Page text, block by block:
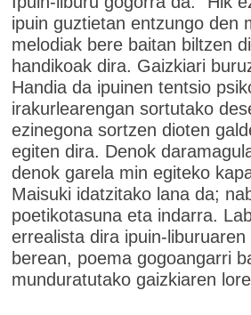
ipuin guztietan entzungo den
melodiak bere baitan biltzen
handikoak dira. Gaizkiari
Handia da ipuinen tentsio
irakurlearengan sortutako
ezinegona sortzen dioten
egiten dira. Denok
denok garela min egiteko
Maisuki idatzitako lana da;
poetikotasuna eta indarra.
errealista dira ipuin-
berean, poema gogoangarri
munduratutako gaizkiaren